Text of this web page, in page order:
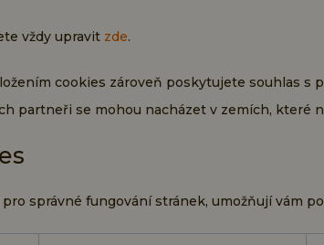
vždy upravit zde.
cookies zároveň poskytujete souhlas
partneři se mohou nacházet v zemích, které
správné fungování stránek, umožňují vám